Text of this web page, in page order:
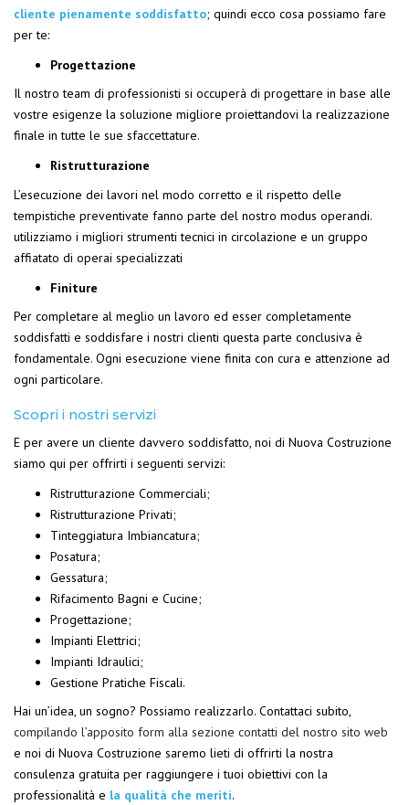
cliente pienamente soddisfatto; quindi ecco cosa possiamo fare
per te:
Progettazione
Il nostro team di professionisti si occuperà di progettare in base alle
vostre esigenze la soluzione migliore proiettandovi la realizzazione
finale in tutte le sue sfaccettature.
Ristrutturazione
L’esecuzione dei lavori nel modo corretto e il rispetto delle
tempistiche preventivate fanno parte del nostro modus operandi.
utilizziamo i migliori strumenti tecnici in circolazione e un gruppo
affiatato di operai specializzati
Finiture
Per completare al meglio un lavoro ed esser completamente
soddisfatti e soddisfare i nostri clienti questa parte conclusiva è
fondamentale. Ogni esecuzione viene finita con cura e attenzione ad
ogni particolare.
Scopri i nostri servizi
E per avere un cliente davvero soddisfatto, noi di Nuova Costruzione
siamo qui per offrirti i seguenti servizi:
Ristrutturazione Commerciali;
Ristrutturazione Privati;
Tinteggiatura Imbiancatura;
Posatura;
Gessatura;
Rifacimento Bagni e Cucine;
Progettazione;
Impianti Elettrici;
Impianti Idraulici;
Gestione Pratiche Fiscali.
Hai un’idea, un sogno? Possiamo realizzarlo. Contattaci subito,
compilando l’apposito form alla sezione contatti del nostro sito web
e noi di Nuova Costruzione saremo lieti di offrirti la nostra
consulenza gratuita per raggiungere i tuoi obiettivi con la
professionalità e la qualità che meriti.